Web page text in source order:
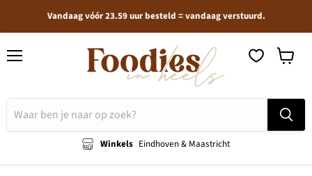
Vandaag vóór 23.59 uur besteld = vandaag verstuurd.
Winkels Eindhoven & Maastricht